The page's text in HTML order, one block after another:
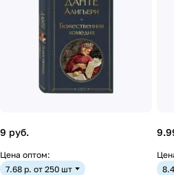
9 руб.
Цена оптом:
7.68 р. от 250 шт